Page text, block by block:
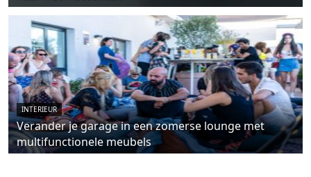
INTERIEUR
Verander je garage in een zomerse lounge met
multifunctionele meubels